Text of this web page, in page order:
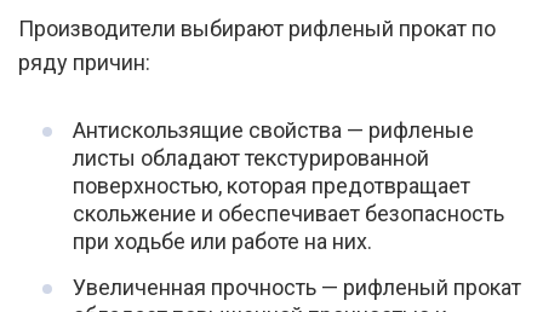
Производители выбирают рифленый прокат по
ряду причин:
Антискользящие свойства — рифленые
листы обладают текстурированной
поверхностью, которая предотвращает
скольжение и обеспечивает безопасность
при ходьбе или работе на них.
Увеличенная прочность — рифленый прокат